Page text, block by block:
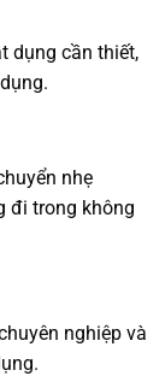
dụng cần thiết,
nhẹ
đi trong không
nghiệp và